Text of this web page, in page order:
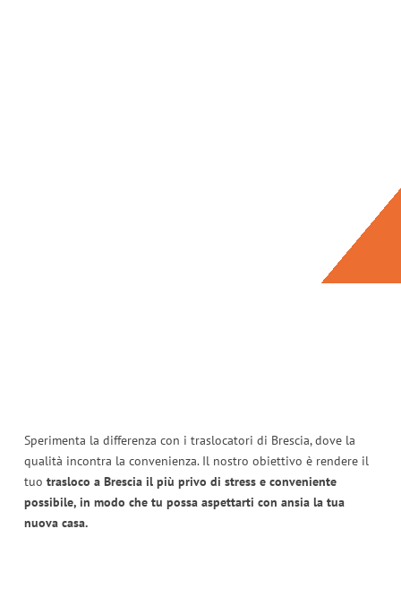
Sperimenta la differenza con i traslocatori di Brescia, dove la
qualità incontra la convenienza. Il nostro obiettivo è rendere il
tuo trasloco a Brescia il più privo di stress e conveniente
possibile, in modo che tu possa aspettarti con ansia la tua
nuova casa.